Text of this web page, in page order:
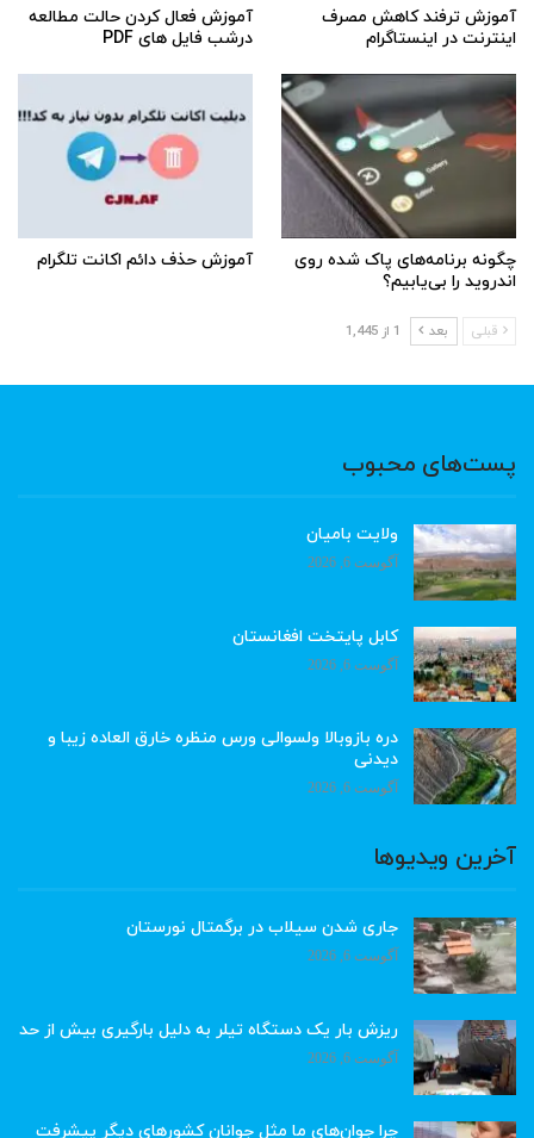
آموزش ترفند کاهش مصرف
اینترنت در اینستاگرام
آموزش فعال کردن حالت مطالعه
درشب فایل های PDF
چگونه برنامه‌های پاک شده روی
اندروید را بی‌یابیم؟
آموزش حذف دائم اکانت تلگرام
قبلی بعد 1 از 1,445
پست‌های محبوب
ولایت بامیان
آگوست 6, 2026
کابل پایتخت افغانستان
آگوست 6, 2026
دره بازوبالا ولسوالی ورس منظره خارق العاده زیبا و
دیدنی
آگوست 6, 2026
آخرین ویدیوها
جاری شدن سیلاب در برگمتال نورستان
آگوست 6, 2026
ریزش بار یک دستگاه تیلر به دلیل بارگیری بیش از حد
آگوست 6, 2026
چرا جوان‌های ما مثل جوانان کشورهای دیگر پیشرفت